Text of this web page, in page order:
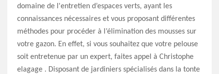
domaine de l'entretien d’espaces verts, ayant les
connaissances nécessaires et vous proposant différentes
méthodes pour procéder à l’élimination des mousses sur
votre gazon. En effet, si vous souhaitez que votre pelouse
soit entretenue par un expert, faites appel à Christophe
elagage . Disposant de jardiniers spécialisés dans la tonte